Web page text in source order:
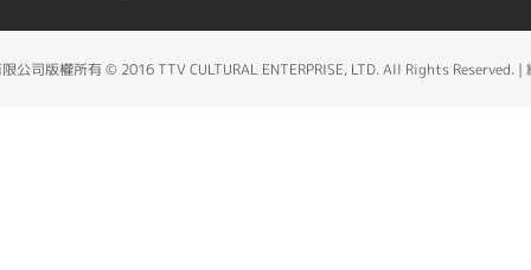
公司版權所有 © 2016 TTV CULTURAL ENTERPRISE, LTD. All Rights Reserved.